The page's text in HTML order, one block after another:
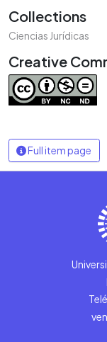
Collections
Ciencias Jurídicas
Creative
Full item page